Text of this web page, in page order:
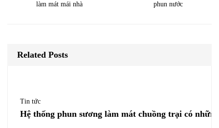
làm mát mái nhà
phun nước
Related Posts
Tin tức
Hệ thống phun sương làm mát chuồng trại có